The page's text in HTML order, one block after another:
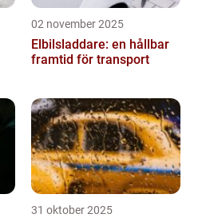
02 november 2025
Elbilsladdare: en hållbar
framtid för transport
31 oktober 2025